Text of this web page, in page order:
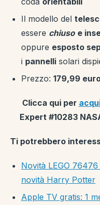
Il modello del
essere chiuso e
oppure esposto
i pannelli solari
Prezzo: 179,99
Clicca qui per
Expert #10283
Ti potrebbero
Novità LEGO
novità Harry Potter
Apple TV gratis: 1